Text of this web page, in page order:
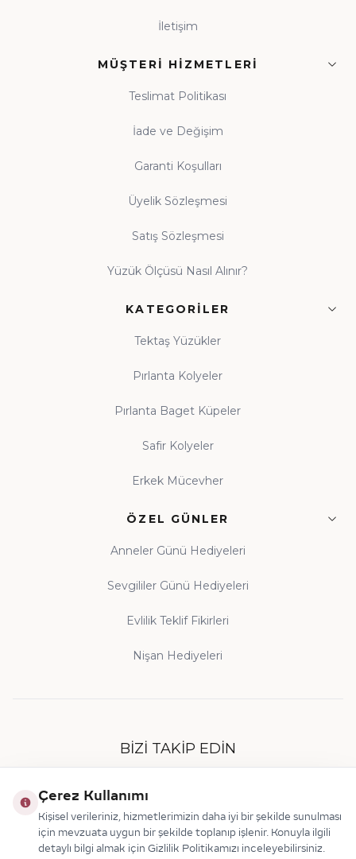
İletişim
MÜŞTERI HIZMETLERI
Teslimat Politikası
İade ve Değişim
Garanti Koşulları
Üyelik Sözleşmesi
Satış Sözleşmesi
Yüzük Ölçüsü Nasıl Alınır?
KATEGORILER
Tektaş Yüzükler
Pırlanta Kolyeler
Pırlanta Baget Küpeler
Safir Kolyeler
Erkek Mücevher
ÖZEL GÜNLER
Anneler Günü Hediyeleri
Sevgililer Günü Hediyeleri
Evlilik Teklif Fikirleri
Nişan Hediyeleri
BIZI TAKIP EDIN
Çerez Kullanımı
Kişisel verileriniz, hizmetlerimizin daha iyi bir şekilde sunulması
için mevzuata uygun bir şekilde toplanıp işlenir. Konuyla ilgili
detaylı bilgi almak için Gizlilik Politikamızı inceleyebilirsiniz.